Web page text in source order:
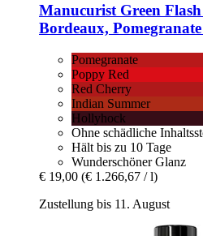
Manucurist Green
Bordeaux,
Pomegranate
Poppy Red
Red Cherry
Indian Summer
Hollyhock
Ohne schädliche
Hält bis zu 10 Tage
Wunderschöner Glanz
€ 19,00 (€ 1.266,67 / l)
Zustellung bis 11. August